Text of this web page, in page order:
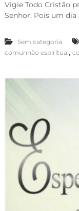
Vigie Todo Cristão
Senhor, Pois um
Sem categoria
comunhão espiritual,